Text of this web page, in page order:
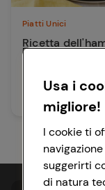
Piatti Unici
Ricetta
Facile
Usa i
migliore!
I cookie ti
suggerirti
di natura